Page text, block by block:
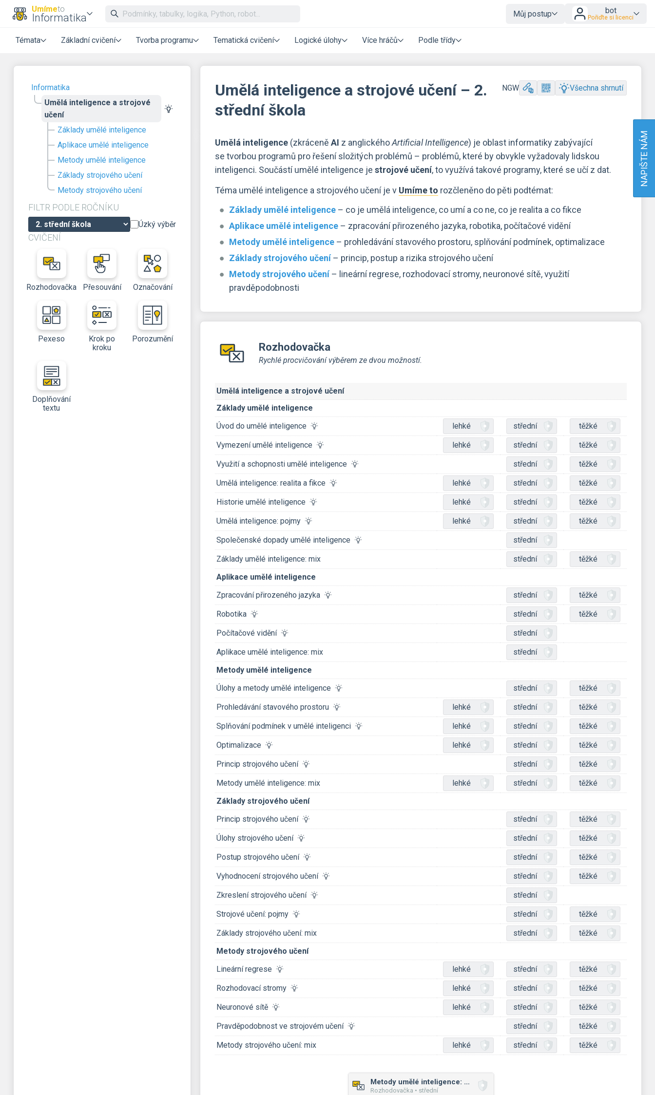
Umímeto
Informatika Můj postup bot
Pořiďte si licenci
Témata Základní cvičení Tvorba programu Tematická cvičení Logické úlohy Více hráčů Podle třídy
Informatika
Umělá inteligence a strojové
učení
Základy umělé inteligence
Aplikace umělé inteligence
Metody umělé inteligence
Základy strojového učení
Metody strojového učení
FILTR PODLE ROČNÍKU
Úzký výběr
CVIČENÍ
Rozhodovačka Přesouvání Označování
Pexeso
Krok po
kroku
Porozumění
Doplňování
textu
Umělá inteligence a strojové učení – 2.
střední škola
NGW Všechna shrnutí
Umělá inteligence (zkráceně AI z anglickéhoArtificial Intelligence) je oblast informatiky zabývající
se tvorbou programů pro řešení složitých problémů – problémů, které by obvykle vyžadovaly lidskou
inteligenci. Součástí umělé inteligence je strojové učení, to využívá takové programy, které se učí z dat.
Téma umělé inteligence a strojového učení je v
rozčleněno do pěti podtémat:
Základy umělé inteligence – co je umělá inteligence, co umí a co ne, co je realita a co fikce
Aplikace umělé inteligence – zpracování přirozeného jazyka, robotika, počítačové vidění
Metody umělé inteligence – prohledávání stavového prostoru, splňování podmínek, optimalizace
Základy strojového učení– princip, postup a rizika strojového učení
Metody strojového učení– lineární regrese, rozhodovací stromy, neuronové sítě, využití
pravděpodobnosti
Rozhodovačka
Rychlé procvičování výběrem ze dvou možností.
Umělá inteligence a strojové učení
Základy umělé inteligence
Úvod do umělé inteligence
lehké střední těžké
Vymezení umělé inteligence lehké střední těžké
Využití a schopnosti umělé inteligence střední těžké
Umělá inteligence: realita a fikce lehké střední těžké
Historie umělé inteligence lehké střední těžké
Umělá inteligence: pojmy lehké střední těžké
Společenské dopady umělé inteligence střední
Základy umělé inteligence: mix střední
těžké
Aplikace umělé inteligence
Zpracování přirozeného jazyka
střední těžké
Robotika střední těžké
Počítačové vidění střední
Aplikace umělé inteligence: mix
střední
Metody umělé inteligence
Úlohy a metody umělé inteligence
střední těžké
Prohledávání stavového prostoru lehké střední těžké
Splňování podmínek v umělé inteligenci lehké střední těžké
Optimalizace lehké střední těžké
Princip strojového učení střední těžké
Metody umělé inteligence: mix lehké střední
těžké
Základy strojového učení
Princip strojového učení
střední těžké
Úlohy strojového učení střední těžké
Postup strojového učení střední těžké
Vyhodnocení strojového učení střední těžké
Zkreslení strojového učení střední
Strojové učení: pojmy střední těžké
Základy strojového učení: mix střední
těžké
Metody strojového učení
Lineární regrese
lehké střední těžké
Rozhodovací stromy lehké střední těžké
Neuronové sítě lehké střední těžké
Pravděpodobnost ve strojovém učení střední těžké
Metody strojového učení: mix lehké střední těžké
Metody umělé inteligence: mix
Rozhodovačka • střední
NAPIŠTE NÁM